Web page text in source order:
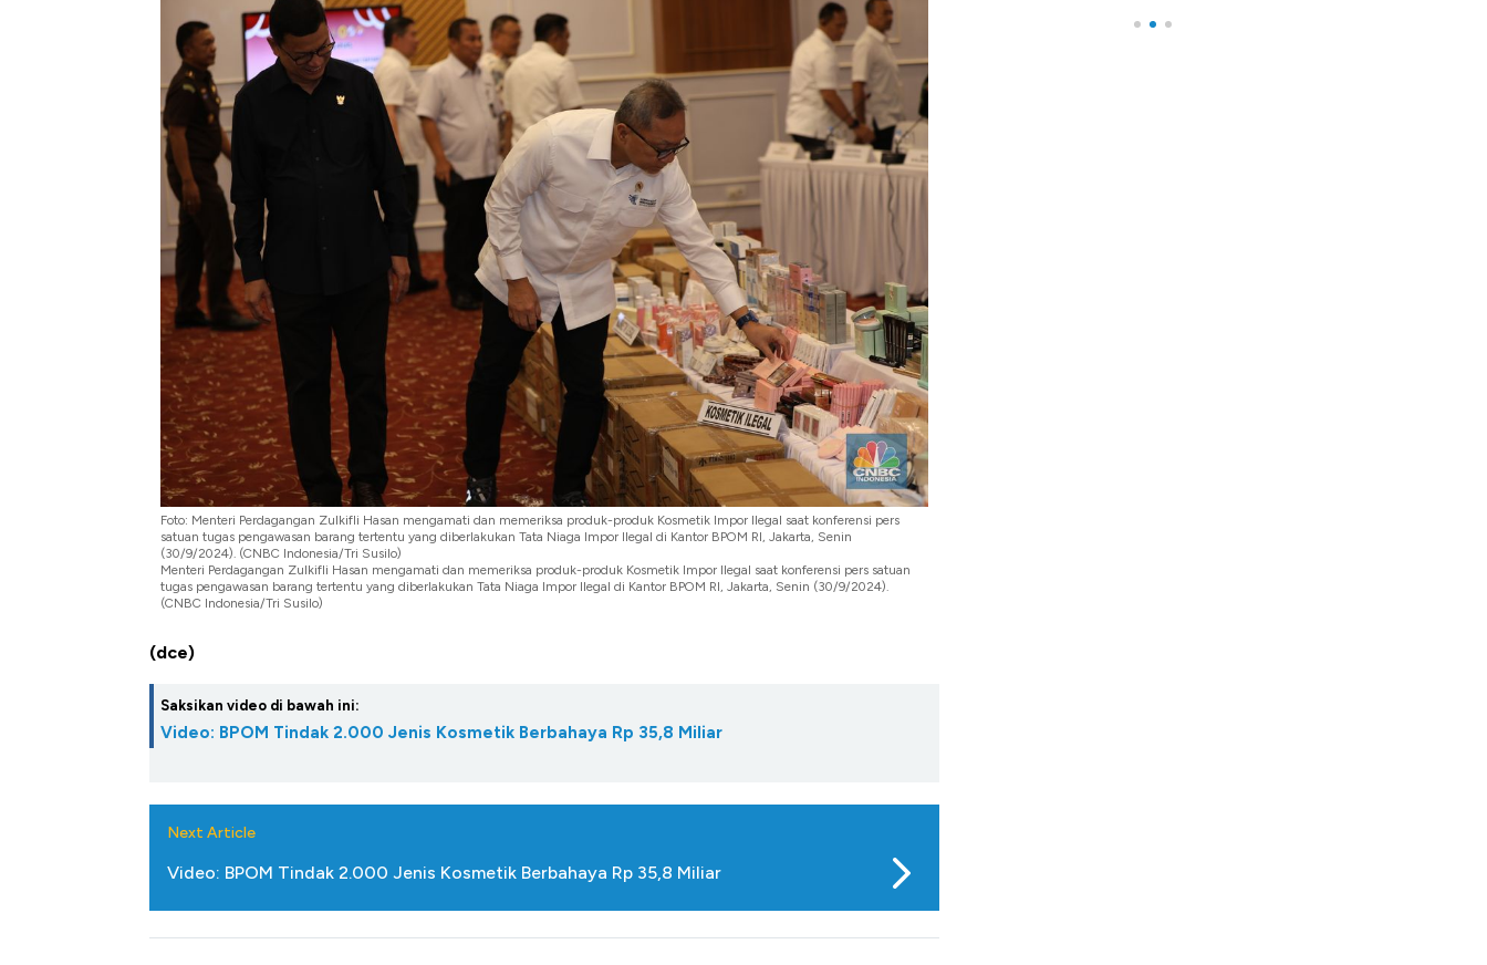
Foto: Menteri Perdagangan Zulkifli Hasan mengamati dan memeriksa produk-produk Kosmetik Impor Ilegal saat konferensi pers
satuan tugas pengawasan barang tertentu yang diberlakukan Tata Niaga Impor Ilegal di Kantor BPOM RI, Jakarta, Senin
(30/9/2024). (CNBC Indonesia/Tri Susilo)
Menteri Perdagangan Zulkifli Hasan mengamati dan memeriksa produk-produk Kosmetik Impor Ilegal saat konferensi pers satuan
tugas pengawasan barang tertentu yang diberlakukan Tata Niaga Impor Ilegal di Kantor BPOM RI, Jakarta, Senin (30/9/2024).
(CNBC Indonesia/Tri Susilo)
(dce)
Saksikan video di bawah ini:
Video: BPOM Tindak 2.000 Jenis Kosmetik Berbahaya Rp 35,8 Miliar
Next Article
Video: BPOM Tindak 2.000 Jenis Kosmetik Berbahaya Rp 35,8 Miliar